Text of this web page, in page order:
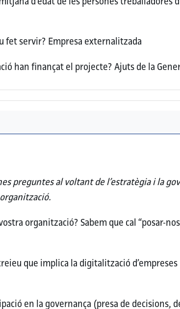
fet servir?Empresa externalitzada
han finançat el projecte?Ajuts de la
preguntes al voltant de l’estratègia i la
organització? Sabem que cal “posar-
que implica la digitalització
en la governança (presa de decisions,